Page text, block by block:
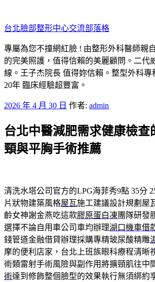
至
主
要
內
容
台北臉部整形中心交流部落格
專屬為您不撞網紅臉 ! 由整形外科醫師親
的完美照護，值得信賴的美麗顧問。二代
線。王子杰院長 值得妳信賴。整型外科專
20年 臨床經驗超豐富。
發
於
2026 年 4 月 30 日 作者: admin
台北中醫減肥需求健康檢查
頸與平胸手術推薦
清洗水塔公司官方的LPG海菲秀9點 35分
片狀物建築風格屋瓦施工建議設計規劃屋
齡女神謝金燕吃這款膠原蛋白凍團隊研發
選擇不論自用車公司車均辦理湖口機車借
錢管道金融借貸辦理採購專精玻尿酸‬精雕
摩的便利店家，台北上班族眼科療程清晰
術類雷射手術風險與副作用將擴頸肌往中
術達到修飾整個臉型的效果執行無須綁約